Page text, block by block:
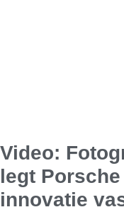
Video:
legt
innovatie